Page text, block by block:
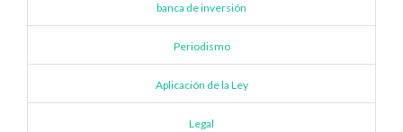
banca de inversión
Periodismo
Aplicación de la Ley
Legal